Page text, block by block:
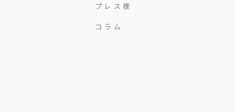
プレス様
コラム